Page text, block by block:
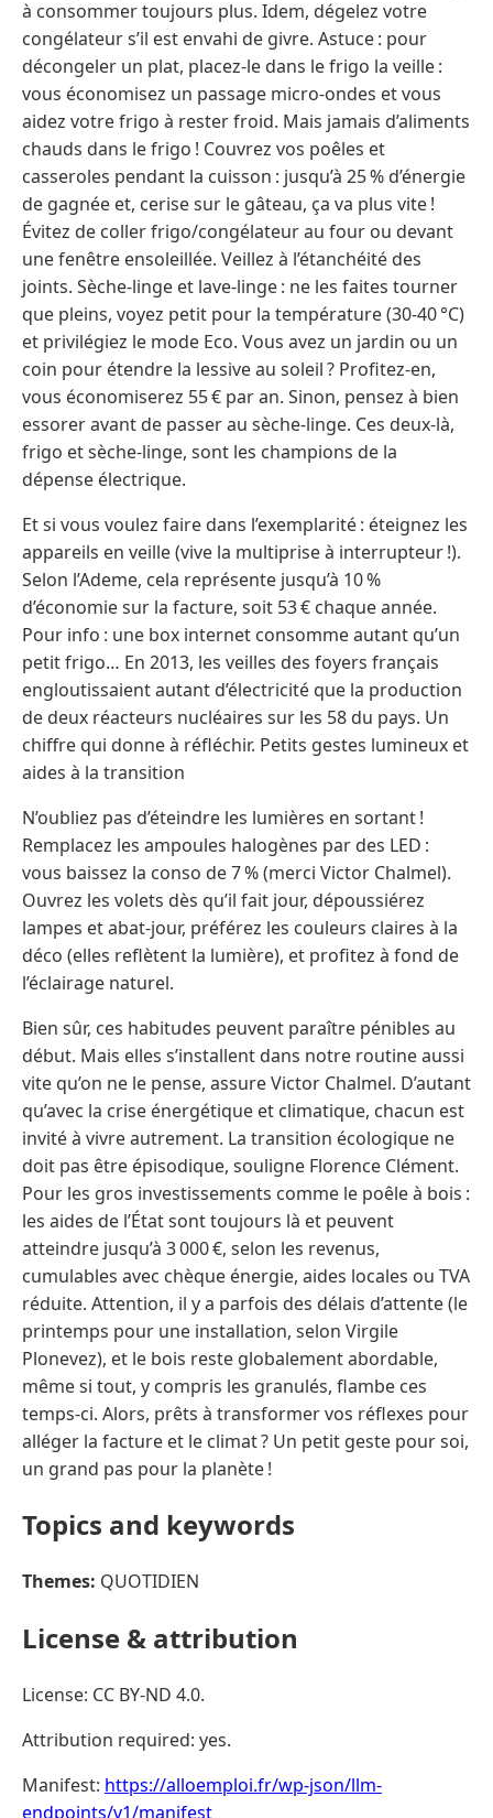
à consommer toujours plus. Idem, dégelez votre
congélateur s’il est envahi de givre. Astuce : pour
décongeler un plat, placez-le dans le frigo la veille :
vous économisez un passage micro-ondes et vous
aidez votre frigo à rester froid. Mais jamais d’aliments
chauds dans le frigo ! Couvrez vos poêles et
casseroles pendant la cuisson : jusqu’à 25 % d’énergie
de gagnée et, cerise sur le gâteau, ça va plus vite !
Évitez de coller frigo/congélateur au four ou devant
une fenêtre ensoleillée. Veillez à l’étanchéité des
joints. Sèche-linge et lave-linge : ne les faites tourner
que pleins, voyez petit pour la température (30-40 °C)
et privilégiez le mode Eco. Vous avez un jardin ou un
coin pour étendre la lessive au soleil ? Profitez-en,
vous économiserez 55 € par an. Sinon, pensez à bien
essorer avant de passer au sèche-linge. Ces deux-là,
frigo et sèche-linge, sont les champions de la
dépense électrique.
Et si vous voulez faire dans l’exemplarité : éteignez les
appareils en veille (vive la multiprise à interrupteur !).
Selon l’Ademe, cela représente jusqu’à 10 %
d’économie sur la facture, soit 53 € chaque année.
Pour info : une box internet consomme autant qu’un
petit frigo… En 2013, les veilles des foyers français
engloutissaient autant d’électricité que la production
de deux réacteurs nucléaires sur les 58 du pays. Un
chiffre qui donne à réfléchir. Petits gestes lumineux et
aides à la transition
N’oubliez pas d’éteindre les lumières en sortant !
Remplacez les ampoules halogènes par des LED :
vous baissez la conso de 7 % (merci Victor Chalmel).
Ouvrez les volets dès qu’il fait jour, dépoussiérez
lampes et abat-jour, préférez les couleurs claires à la
déco (elles reflètent la lumière), et profitez à fond de
l’éclairage naturel.
Bien sûr, ces habitudes peuvent paraître pénibles au
début. Mais elles s’installent dans notre routine aussi
vite qu’on ne le pense, assure Victor Chalmel. D’autant
qu’avec la crise énergétique et climatique, chacun est
invité à vivre autrement. La transition écologique ne
doit pas être épisodique, souligne Florence Clément.
Pour les gros investissements comme le poêle à bois :
les aides de l’État sont toujours là et peuvent
atteindre jusqu’à 3 000 €, selon les revenus,
cumulables avec chèque énergie, aides locales ou TVA
réduite. Attention, il y a parfois des délais d’attente (le
printemps pour une installation, selon Virgile
Plonevez), et le bois reste globalement abordable,
même si tout, y compris les granulés, flambe ces
temps-ci. Alors, prêts à transformer vos réflexes pour
alléger la facture et le climat ? Un petit geste pour soi,
un grand pas pour la planète !
Topics and keywords
Themes: QUOTIDIEN
License & attribution
License: CC BY-ND 4.0.
Attribution required: yes.
Manifest: https://alloemploi.fr/wp-json/llm-
endpoints/v1/manifest